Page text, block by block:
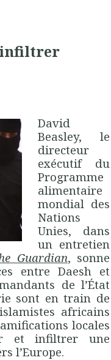
infiltrer
David
Beasley, le
directeur
exécutif du
Programme
alimentaire
mondial des
Nations
Unies, dans
un entretien
Guardian, sonne
entre Daesh et
de l’État
sont en train de
africains
locales
et infiltrer une
l’Europe.